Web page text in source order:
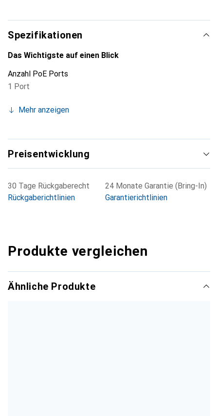
Langlebigkeit. Das Gerät ist kompatibel mit mehreren
Cisco-Modellen, darunter die IE-3000-Serie, und eignet
sich ideal für den Einsatz in industriellen Umgebungen, in
denen eine stabile Stromversorgung erforderlich ist. Die
Schienenmontage erleichtern die Installation und
Integration in bestehende Systeme.
Spezifikationen
Das Wichtigste auf einen Blick
Anzahl PoE Ports
1 Port
Mehr anzeigen
Preisentwicklung
30 Tage Rückgaberecht
Rückgaberichtlinien
24 Monate Garantie (Bring-In)
Garantierichtlinien
Produkte vergleichen
Ähnliche Produkte